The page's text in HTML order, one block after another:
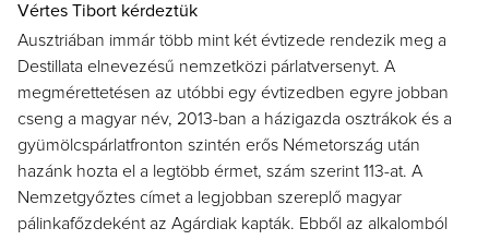
Vértes Tibort kérdeztük
Ausztriában immár több mint két évtizede rendezik meg a
Destillata elnevezésű nemzetközi párlatversenyt. A
megmérettetésen az utóbbi egy évtizedben egyre jobban
cseng a magyar név, 2013-ban a házigazda osztrákok és a
gyümölcspárlatfronton szintén erős Németország után
hazánk hozta el a legtöbb érmet, szám szerint 113-at. A
Nemzetgyőztes címet a legjobban szereplő magyar
pálinkafőzdeként az Agárdiak kapták. Ebből az alkalomból